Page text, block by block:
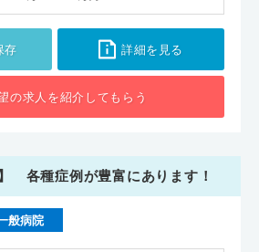
存 詳細を見る
の求人を紹介してもらう
各種症例が豊富にあります！
般病院